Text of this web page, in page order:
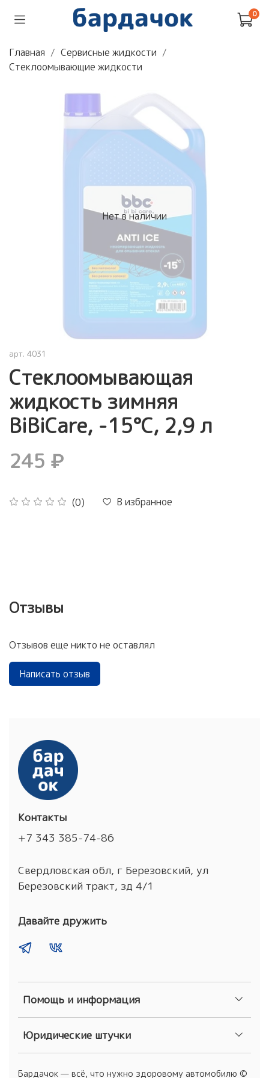
0
Главная
Сервисные жидкости
Стеклоомывающие жидкости
Нет в наличии
арт. 4031
Стеклоомывающая
жидкость зимняя
BiBiCare, -15°C, 2,9 л
(0) В избранное
245 ₽
Отзывы
Отзывов еще никто не оставлял
Написать отзыв
Помощь и информация
Юридические штучки
Контакты
+7 343 385-74-86
Свердловская обл, г Березовский, ул
Березовский тракт, зд 4/1
Давайте дружить
Бардачок — всё, что нужно здоровому автомобилю ©